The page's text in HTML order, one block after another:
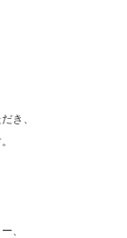
き、
、